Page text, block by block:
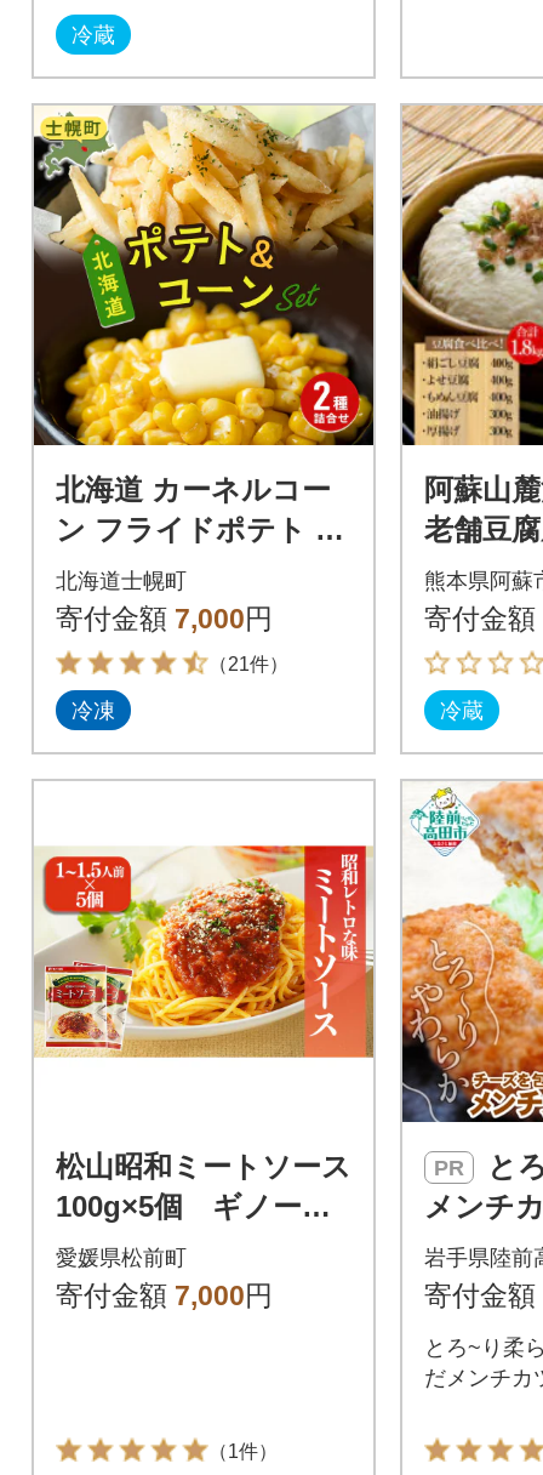
冷蔵
北海道 カーネルコー
ン フライドポテト 各
1袋 大満足のホクホク
セット 冷凍 士幌町
【N23】
北海道士幌町
寄付金額 7,000円
（21件）
冷凍
阿蘇山
老舗豆
りセッ
熊本県阿蘇
寄付金額
冷蔵
松山昭和ミートソース
100g×5個 ギノーみ
そ【GNM027】
愛媛県松前町
寄付金額 7,000円
（1件）
PR
メンチ
ジュー
用 大容
岩手県陸前
寄付金額
とろ~り柔
だメンチカ